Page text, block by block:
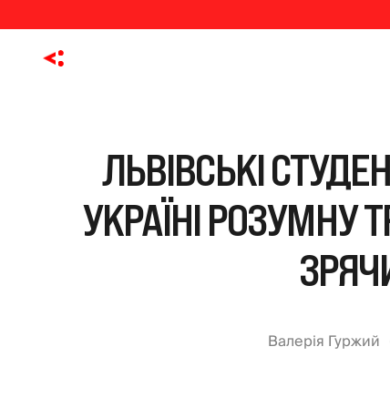
ЛЬВІВСЬКІ
УКРАЇНІ РОЗУМНУ
Валерія Гуржий